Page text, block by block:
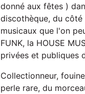
donné aux fêtes )
discothèque, du
musicaux que l'on
FUNK, la HOUSE
privées et publiques
Collectionneur,
perle rare, du